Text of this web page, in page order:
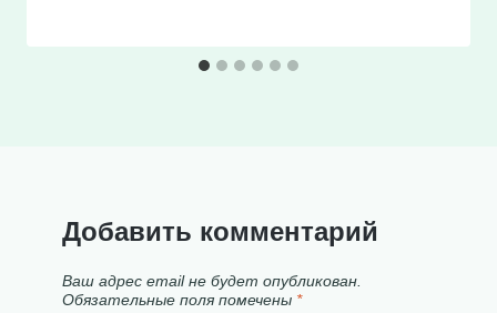
Добавить комментарий
Ваш адрес email не будет опубликован.
Обязательные поля помечены *